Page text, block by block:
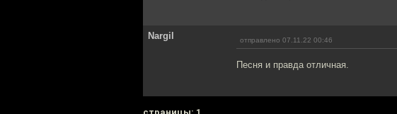
Nargil отправлено 07.11.22 00:46
Песня и правда отличная.